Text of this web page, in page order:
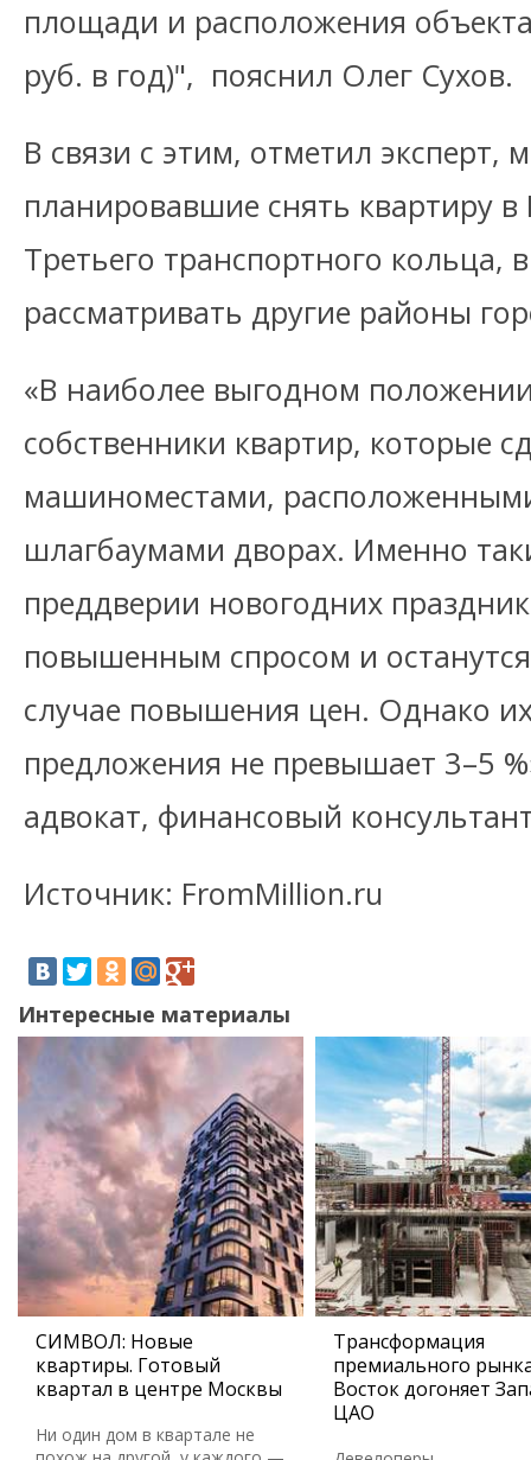
площади и расположения
руб. в год)", пояснил Олег Сухов.
В связи с этим, отметил эксперт,
планировавшие снять квартиру
Третьего транспортного кольца,
рассматривать другие районы
«В наиболее выгодном
собственники квартир, которые
машиноместами,
шлагбаумами дворах. Именно
преддверии новогодних
повышенным спросом и
случае повышения цен. Однако
предложения не превышает 3–5
адвокат, финансовый
Источник: FromMillion.ru
Интересные материалы
СИМВОЛ: Новые
квартиры. Готовый
квартал в центре Москвы
Ни один дом в квартале не
Трансформация
премиального
Восток догоняет
ЦАО